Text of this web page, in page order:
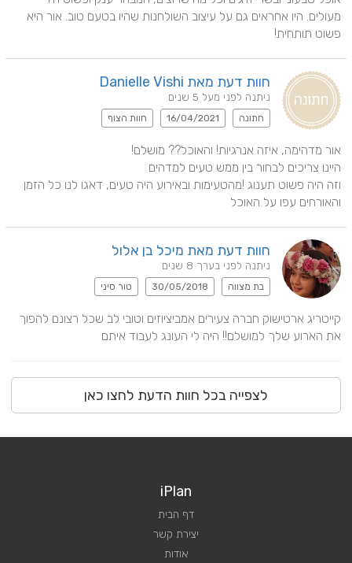
פשוט תותחית!
חוות דעת מאת Danielle Vishi
ניתנה לפני מעל 5 שנים
חתונה 16/04/2021 חוות הצוף
והאורחים עפו על האוכל
חוות דעת מאת מיכל בן אלול
ניתנה לפני בערך 8 שנים
בת מצווה 30/05/2018 טור סיני
את הארוע שלך למושלם!! היה לי העונג לעבוד איתם
לצפייה בכל חוות הדעת לחצו כאן
iPlan
דף הבית
יצירת קשר
אודות